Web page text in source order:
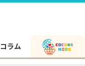
コラム